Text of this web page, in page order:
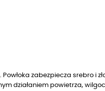
zabezpiecza srebro i
działaniem powietrza,